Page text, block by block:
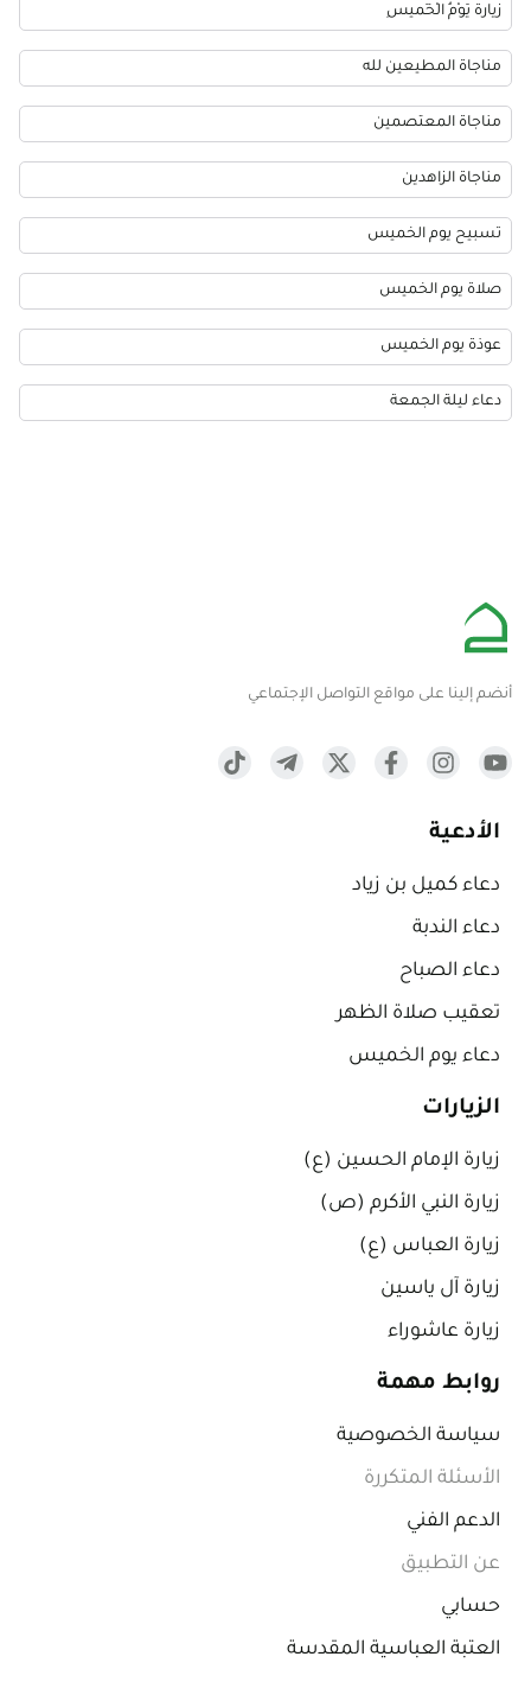
زيارة يَوْمُ الْخَميسِ
مناجاة المطيعين لله
مناجاة المعتصمين
مناجاة الزاهدين
تسبيح يوم الخميس
صلاة يوم الخميس
عوذة يوم الخميس
دعاء ليلة الجمعة
أنضم إلينا على مواقع التواصل الإجتماعي
الأدعية
دعاء كميل بن زياد
دعاء الندبة
دعاء الصباح
تعقيب صلاة الظهر
دعاء يوم الخميس
الزيارات
زيارة الإمام الحسين (ع)
زيارة النبي الأكرم (ص)
زيارة العباس (ع)
زيارة آل ياسين
زيارة عاشوراء
روابط مهمة
سياسة الخصوصية
الأسئلة المتكررة
الدعم الفني
عن التطبيق
حسابي
العتبة العباسية المقدسة